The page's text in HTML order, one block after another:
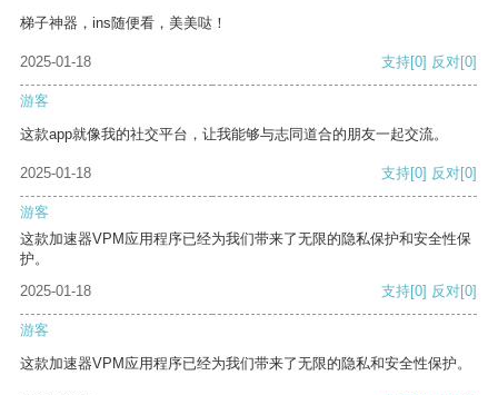
梯子神器，ins随便看，美美哒！
2025-01-18 支持[0] 反对[0]
游客
这款app就像我的社交平台，让我能够与志同道合的朋友一起交流。
2025-01-18 支持[0] 反对[0]
游客
这款加速器VPM应用程序已经为我们带来了无限的隐私保护和安全性保
护。
2025-01-18
支持[0] 反对[0]
游客
这款加速器VPM应用程序已经为我们带来了无限的隐私和安全性保护。